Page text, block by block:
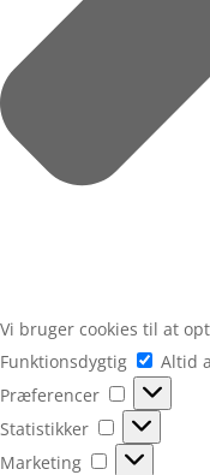
Vi bruger cookies til at
Funktionsdygtig
Altid
Præferencer
Statistikker
Statistikker
Marketing
Marketing